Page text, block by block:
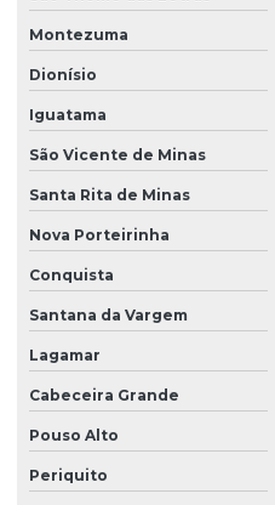
Montezuma
Dionísio
Iguatama
São Vicente de Minas
Santa Rita de Minas
Nova Porteirinha
Conquista
Santana da Vargem
Lagamar
Cabeceira Grande
Pouso Alto
Periquito